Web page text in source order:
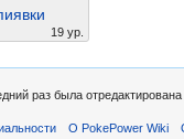
19 ур.
раз была
О PokePower Wiki